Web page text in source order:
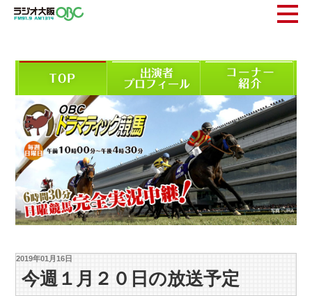
2019年01月16日
今週１月２０日の放送予定